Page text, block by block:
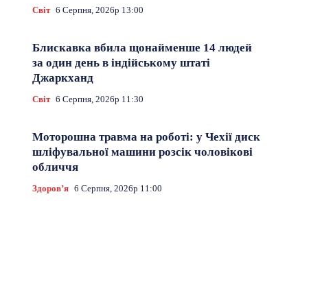
Світ 6 Серпня, 2026р 13:00
Блискавка вбила щонайменше 14 людей
за один день в індійському штаті
Джаркханд
Світ 6 Серпня, 2026р 11:30
Моторошна травма на роботі: у Чехії диск
шліфувальної машини розсік чоловікові
обличчя
Здоровʼя 6 Серпня, 2026р 11:00